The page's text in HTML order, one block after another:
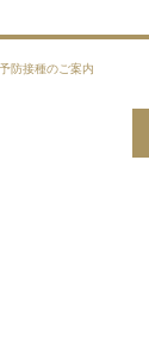
防接種のご案内